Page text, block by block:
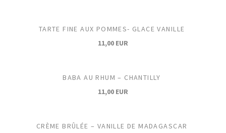
TARTE FINE AUX POMMES- GLACE VANILLE
11,00 EUR
BABA AU RHUM – CHANTILLY
11,00 EUR
CRÈME BRÛLÉE – VANILLE DE MADAGASCAR